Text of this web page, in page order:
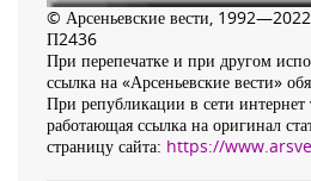
© Арсеньевские вести,
П2436
При перепечатке и при другом
ссылка на «Арсеньевские вести»
При републикации в сети интернет
работающая ссылка на оригинал
страницу сайта: https://